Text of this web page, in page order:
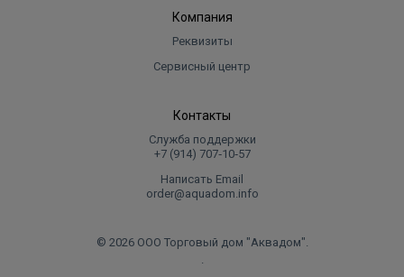
Компания
Реквизиты
Сервисный центр
Контакты
Служба поддержки
+7 (914) 707‑10‑57
Написать Email
order@aquadom.info
© 2026 ООО Торговый дом "Аквадом".
.